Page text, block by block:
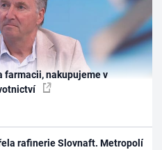
farmacii, nakupujeme v
rafinerie Slovnaft. Metropolí